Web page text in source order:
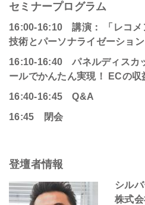
セミナープログラム
16:00-16:10
講演： 「レコ
技術とパーソナライゼーション
16:10-16:40
パネルディスカ
ールでかんたん実現！ ECの収
16:40-16:45
Q&A
16:45
閉会
登壇者情報
シル
株式